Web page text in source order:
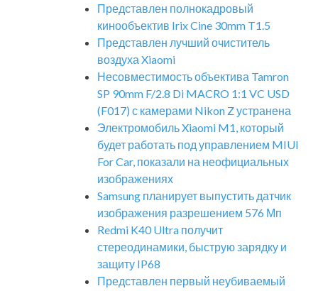
Представлен полнокадровый
кинообъектив Irix Cine 30mm T1.5
Представлен лучший очиститель
воздуха Xiaomi
Несовместимость объектива Tamron
SP 90mm F/2.8 Di MACRO 1:1 VC USD
(F017) с камерами Nikon Z устранена
Электромобиль Xiaomi M1, который
будет работать под управлением MIUI
For Car, показали на неофициальных
изображениях
Samsung планирует выпустить датчик
изображения разрешением 576 Мп
Redmi K40 Ultra получит
стереодинамики, быструю зарядку и
защиту IP68
Представлен первый неубиваемый